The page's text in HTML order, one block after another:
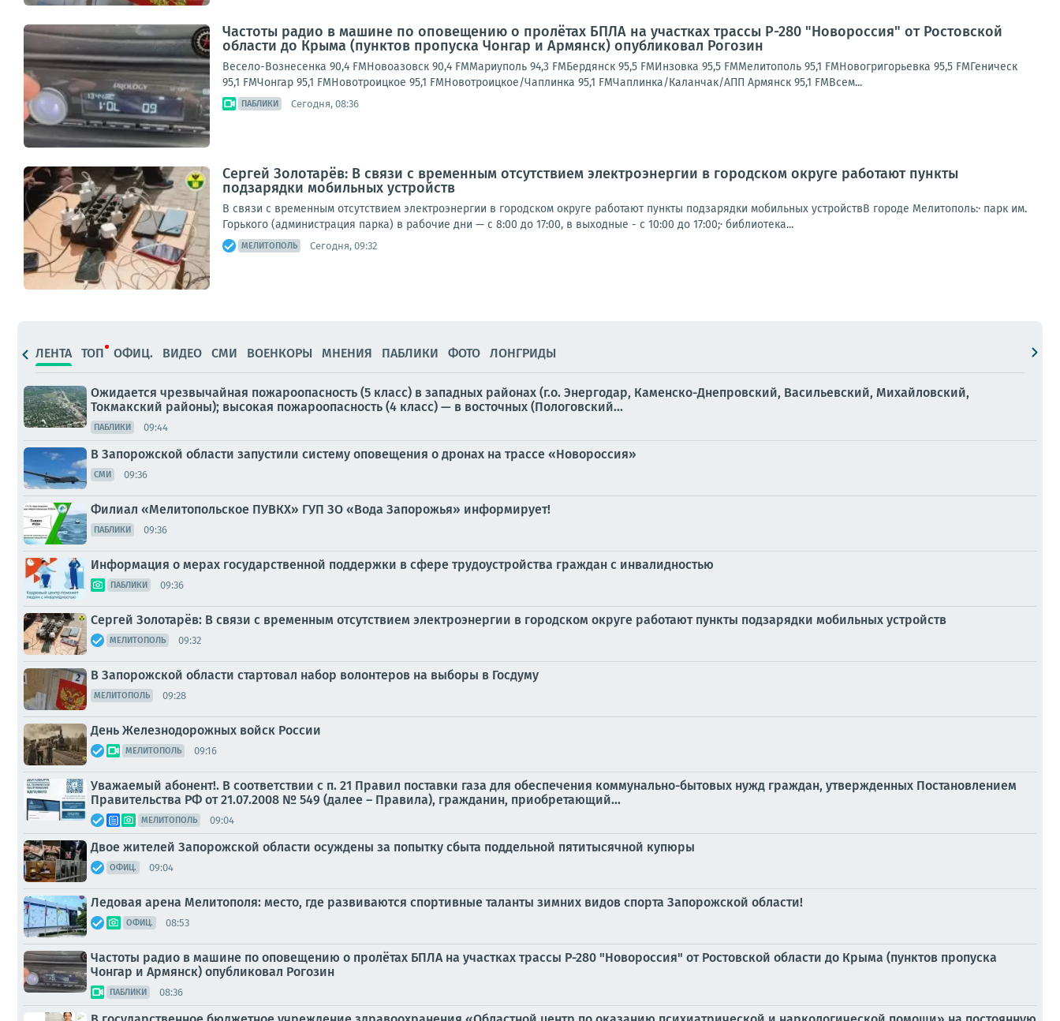
Частоты радио в машине по оповещению о пролётах БПЛА на участках трассы Р-280 "Новороссия" от Ростовской
области до Крыма (пунктов пропуска Чонгар и Армянск) опубликовал Рогозин
Весело-Вознесенка 90,4 FMНовоазовск 90,4 FMМариуполь 94,3 FMБердянск 95,5 FMИнзовка 95,5 FMМелитополь 95,1 FMНовогригорьевка 95,5 FMГеническ
95,1 FMЧонгар 95,1 FMНовотроицкое 95,1 FMНовотроицкое/Чаплинка 95,1 FMЧаплинка/Каланчак/АПП Армянск 95,1 FMВсем...
ПАБЛИКИ Сегодня, 08:36
Сергей Золотарёв: В связи с временным отсутствием электроэнергии в городском округе работают пункты
подзарядки мобильных устройств
В связи с временным отсутствием электроэнергии в городском округе работают пункты подзарядки мобильных устройствВ городе Мелитополь:· парк им.
Горького (администрация парка) в рабочие дни — с 8:00 до 17:00, в выходные - с 10:00 до 17:00;· библиотека...
МЕЛИТОПОЛЬ Сегодня, 09:32
ЛЕНТА ТОП ОФИЦ. ВИДЕО СМИ ВОЕНКОРЫ МНЕНИЯ ПАБЛИКИ ФОТО ЛОНГРИДЫ
Ожидается чрезвычайная пожароопасность (5 класс) в западных районах (г.о. Энергодар, Каменско-Днепровский, Васильевский, Михайловский,
Токмакский районы); высокая пожароопасность (4 класс) — в восточных (Пологовский...
ПАБЛИКИ 09:44
В Запорожской области запустили систему оповещения о дронах на трассе «Новороссия»
СМИ 09:36
Филиал «Мелитопольское ПУВКХ» ГУП ЗО «Вода Запорожья» информирует!
ПАБЛИКИ 09:36
Информация о мерах государственной поддержки в сфере трудоустройства граждан с инвалидностью
ПАБЛИКИ 09:36
Сергей Золотарёв: В связи с временным отсутствием электроэнергии в городском округе работают пункты подзарядки мобильных устройств
МЕЛИТОПОЛЬ 09:32
В Запорожской области стартовал набор волонтеров на выборы в Госдуму
МЕЛИТОПОЛЬ 09:28
День Железнодорожных войск России
МЕЛИТОПОЛЬ 09:16
Уважаемый абонент!. В соответствии с п. 21 Правил поставки газа для обеспечения коммунально-бытовых нужд граждан, утвержденных Постановлением
Правительства РФ от 21.07.2008 № 549 (далее – Правила), гражданин, приобретающий...
МЕЛИТОПОЛЬ 09:04
Двое жителей Запорожской области осуждены за попытку сбыта поддельной пятитысячной купюры
ОФИЦ. 09:04
Ледовая арена Мелитополя: место, где развиваются спортивные таланты зимних видов спорта Запорожской области!
ОФИЦ. 08:53
Частоты радио в машине по оповещению о пролётах БПЛА на участках трассы Р-280 "Новороссия" от Ростовской области до Крыма (пунктов пропуска
Чонгар и Армянск) опубликовал Рогозин
ПАБЛИКИ 08:36